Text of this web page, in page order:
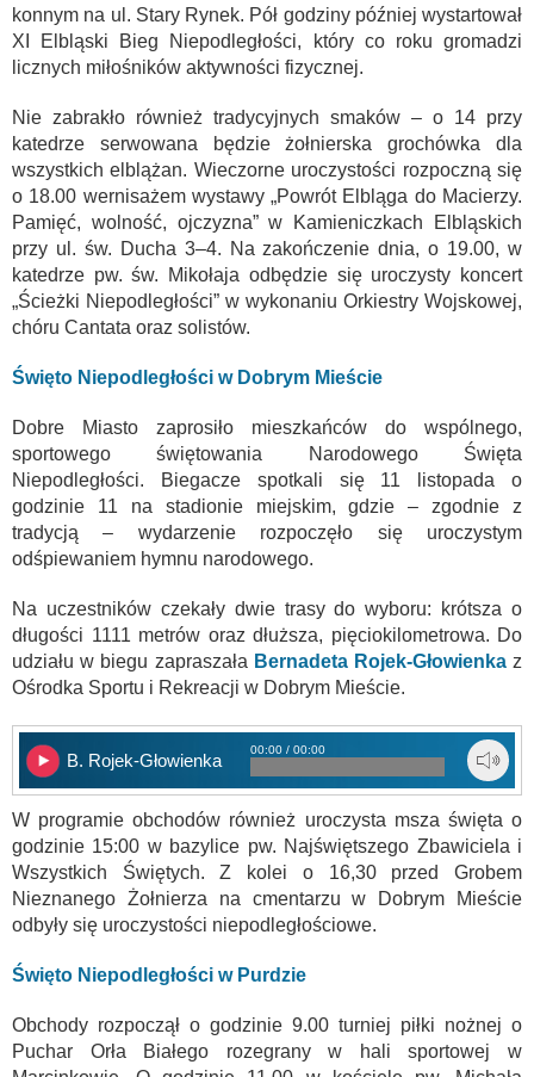
konnym na ul. Stary Rynek. Pół godziny później wystartował
XI Elbląski Bieg Niepodległości, który co roku gromadzi
licznych miłośników aktywności fizycznej.
Nie zabrakło również tradycyjnych smaków – o 14 przy
katedrze serwowana będzie żołnierska grochówka dla
wszystkich elblążan. Wieczorne uroczystości rozpoczną się
o 18.00 wernisażem wystawy „Powrót Elbląga do Macierzy.
Pamięć, wolność, ojczyzna” w Kamieniczkach Elbląskich
przy ul. św. Ducha 3–4. Na zakończenie dnia, o 19.00, w
katedrze pw. św. Mikołaja odbędzie się uroczysty koncert
„Ścieżki Niepodległości” w wykonaniu Orkiestry Wojskowej,
chóru Cantata oraz solistów.
Święto Niepodległości w Dobrym Mieście
Dobre Miasto zaprosiło mieszkańców do wspólnego,
sportowego świętowania Narodowego Święta
Niepodległości. Biegacze spotkali się 11 listopada o
godzinie 11 na stadionie miejskim, gdzie – zgodnie z
tradycją – wydarzenie rozpoczęło się uroczystym
odśpiewaniem hymnu narodowego.
Na uczestników czekały dwie trasy do wyboru: krótsza o
długości 1111 metrów oraz dłuższa, pięciokilometrowa. Do
udziału w biegu zapraszała Bernadeta Rojek-Głowienkaz
Ośrodka Sportu i Rekreacji w Dobrym Mieście.
B. Rojek-Głowienka
00:00 / 00:00
W programie obchodów również uroczysta msza święta o
godzinie 15:00 w bazylice pw. Najświętszego Zbawiciela i
Wszystkich Świętych. Z kolei o 16,30 przed Grobem
Nieznanego Żołnierza na cmentarzu w Dobrym Mieście
odbyły się uroczystości niepodległościowe.
Święto Niepodległości w Purdzie
Obchody rozpoczął o godzinie 9.00 turniej piłki nożnej o
Puchar Orła Białego rozegrany w hali sportowej w